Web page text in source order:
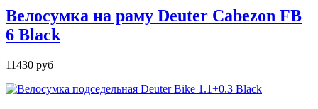
Велосумка на раму Deuter Cabezon FB
6 Black
11430 руб